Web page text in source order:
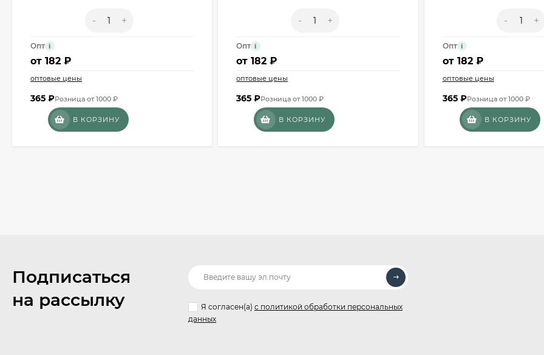
- +
Опт i
от 182 ₽
оптовые цены
365 ₽Розница от 1000 ₽
В КОРЗИНУ
- +
Опт i
от182 ₽
оптовые цены
365₽Розница от 1000 ₽
В КОРЗИНУ
- +
Опт i
от 182 ₽
оптовые цены
365 ₽Розница от 1000 ₽
В КОРЗИНУ
Подписаться
на рассылку
Я согласен(a) с политикой обработки персональных
данных